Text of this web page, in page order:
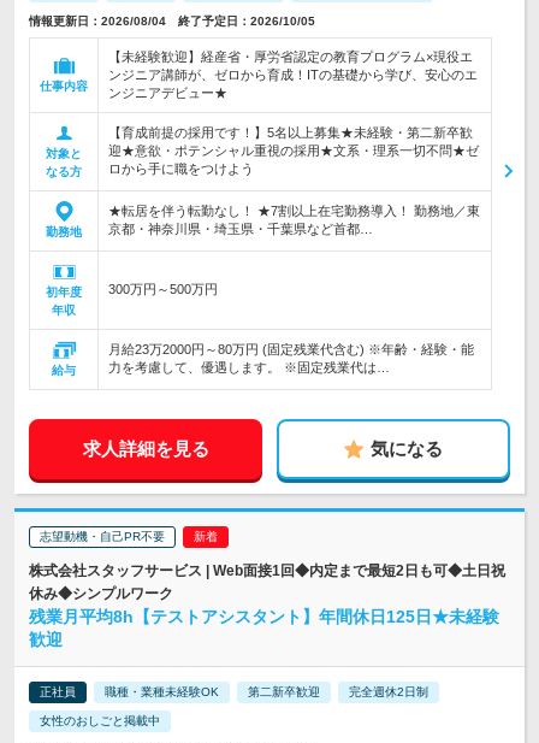
情報更新日：2026/08/04 終了予定日：2026/10/05
仕事内容
【未経験歓迎】経産省・厚労省認定の教育プログラム×現役エ
ンジニア講師が、ゼロから育成！ITの基礎から学び、安心のエ
ンジニアデビュー★
対象と
なる方
【育成前提の採用です！】5名以上募集★未経験・第二新卒歓
迎★意欲・ポテンシャル重視の採用★文系・理系一切不問★ゼ
ロから手に職をつけよう
勤務地
★転居を伴う転勤なし！ ★7割以上在宅勤務導入！ 勤務地／東
京都・神奈川県・埼玉県・千葉県など首都…
初年度
年収
300万円～500万円
給与
月給23万2000円～80万円 (固定残業代含む) ※年齢・経験・能
力を考慮して、優遇します。 ※固定残業代は…
求人詳細を見る 気になる
志望動機・自己PR不要
株式会社スタッフサービス | Web面接1回◆内定まで最短2日も可◆土日祝
休み◆シンプルワーク
残業月平均8h【テストアシスタント】年間休日125日★未経験
歓迎
正社員 職種・業種未経験OK 第二新卒歓迎 完全週休2日制
女性のおしごと掲載中